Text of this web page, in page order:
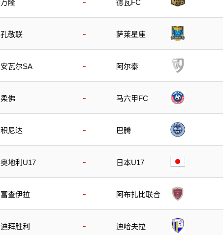
万隆 德瓦FC
孔敬联 - 萨莱星座
安瓦尔SA - 阿尔泰
柔佛 - 马六甲FC
积尼达 - 巴腾
奥地利U17 - 日本U17
富查伊拉 - 阿布扎比联合
迪拜胜利 - 迪哈夫拉